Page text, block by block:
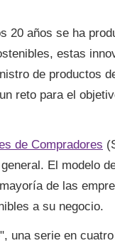
20 años se ha
estas
de productos
reto para el
de Compradores
El modelo
de las
a su negocio.
una serie en